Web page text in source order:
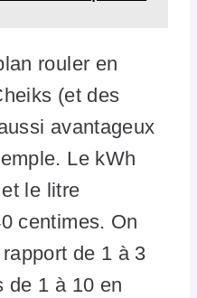
rouler en
(et des
avantageux
Le kWh
le litre
centimes. On
de 1 à 3
de 1 à 10 en